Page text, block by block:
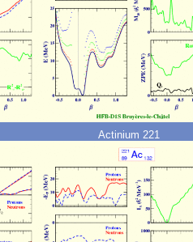
Actinium 221